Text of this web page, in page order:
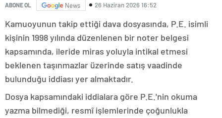
ABONE OL News 26 Haziran 2026 16:52
Kamuoyunun takip ettiği dava dosyasında, P.E. isimli
kişinin 1998 yılında düzenlenen bir noter belgesi
kapsamında, ileride miras yoluyla intikal etmesi
beklenen taşınmazlar üzerinde satış vaadinde
bulunduğu iddiası yer almaktadır.
Dosya kapsamındaki iddialara göre P.E.'nin okuma
yazma bilmediği, resmî işlemlerinde çoğunlukla